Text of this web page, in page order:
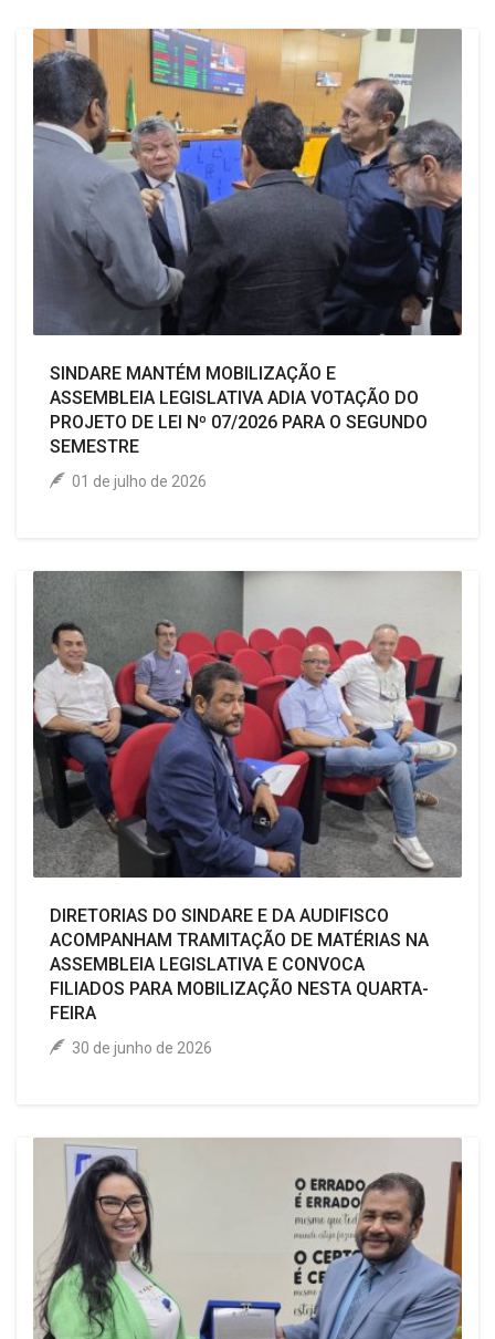
SINDARE MANTÉM MOBILIZAÇÃO E
ASSEMBLEIA LEGISLATIVA ADIA VOTAÇÃO DO
PROJETO DE LEI Nº 07/2026 PARA O SEGUNDO
SEMESTRE
01 de julho de 2026
DIRETORIAS DO SINDARE E DA AUDIFISCO
ACOMPANHAM TRAMITAÇÃO DE MATÉRIAS NA
ASSEMBLEIA LEGISLATIVA E CONVOCA
FILIADOS PARA MOBILIZAÇÃO NESTA QUARTA-
FEIRA
30 de junho de 2026